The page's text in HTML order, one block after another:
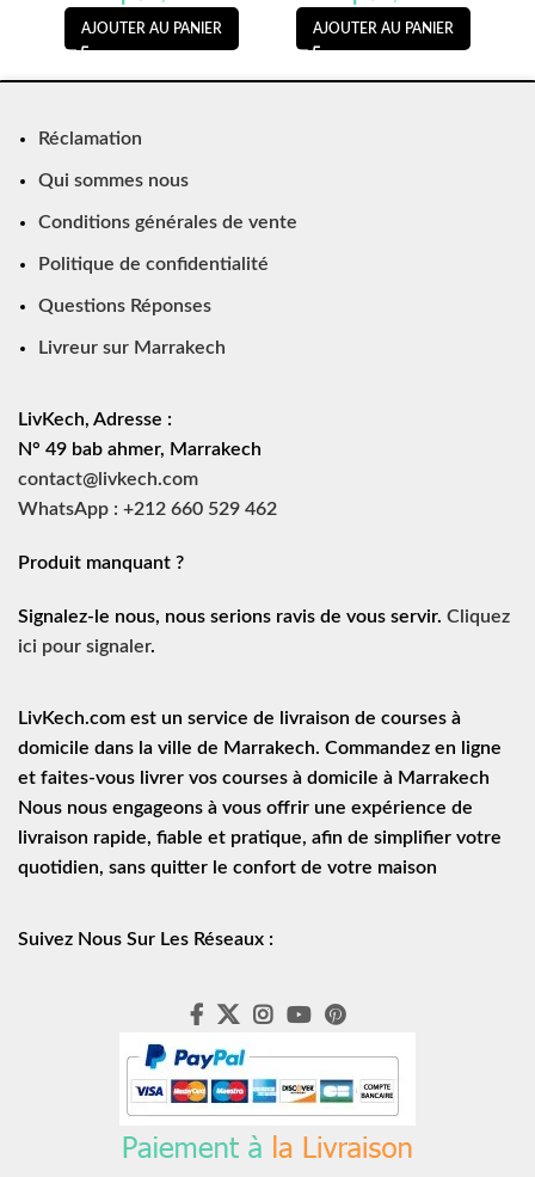
AJOUTER AU PANIER AJOUTER AU PANIER
Réclamation
Qui sommes nous
Conditions générales de vente
Politique de confidentialité
Questions Réponses
Livreur sur Marrakech
LivKech, Adresse :
N° 49 bab ahmer, Marrakech
contact@livkech.com
WhatsApp : +212 660 529 462
Produit manquant ?
Signalez-le nous, nous serions ravis de vous servir. Cliquez
ici pour signaler.
LivKech.com est un service de
livraison de courses à
domicile dans la ville de Marrakech. Commandez en ligne
et faites-vous livrer vos courses à domicile à Marrakech
Nous nous engageons à vous offrir une expérience de
livraison rapide, fiable et pratique, afin de simplifier votre
quotidien, sans quitter le confort de votre maison
Suivez Nous Sur Les Réseaux :